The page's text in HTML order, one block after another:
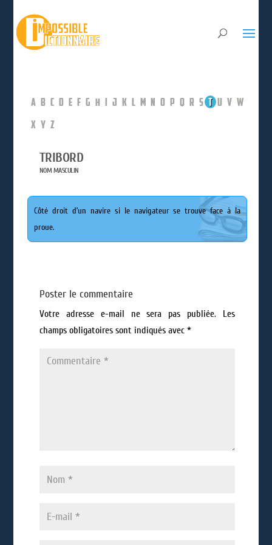
A B C D E F G H I J K L M N O P Q R S T U V W
X Y Z
TRIBORD
NOM MASCULIN
Côté droit d’un navire si le navigateur se trouve face à la
proue.
Poster le commentaire
Votre adresse e-mail ne sera pas publiée.
Les
champs obligatoires sont indiqués avec *